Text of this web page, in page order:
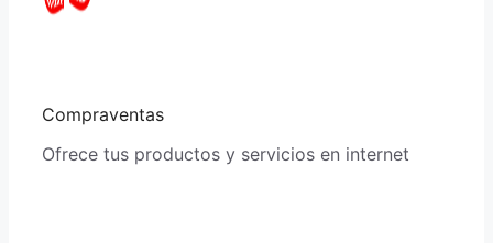
Compraventas
Ofrece tus productos y servicios en internet